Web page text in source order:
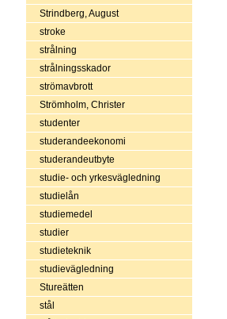
Strindberg, August
stroke
strålning
strålningsskador
strömavbrott
Strömholm, Christer
studenter
studerandeekonomi
studerandeutbyte
studie- och yrkesvägledning
studielån
studiemedel
studier
studieteknik
studievägledning
Stureätten
stål